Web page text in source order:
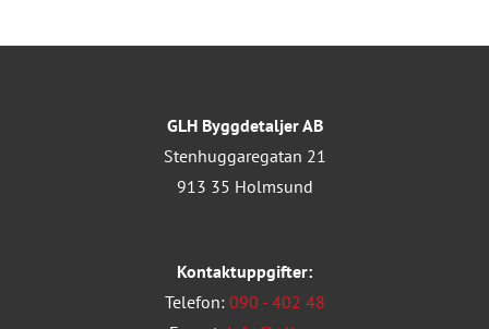
GLH Byggdetaljer AB
Stenhuggaregatan 21
913 35 Holmsund
Kontaktuppgifter:
Telefon: 090 - 402 48